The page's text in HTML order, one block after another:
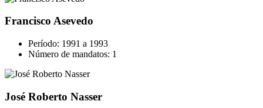
Francisco Asevedo
Período: 1991 a 1993
Número de mandatos: 1
José Roberto Nasser